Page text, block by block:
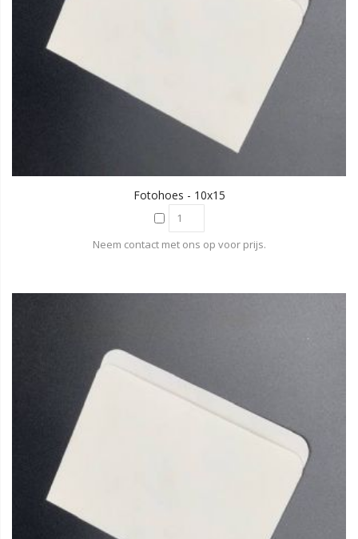
Fotohoes - 10x15
Neem contact met ons op voor prijs.